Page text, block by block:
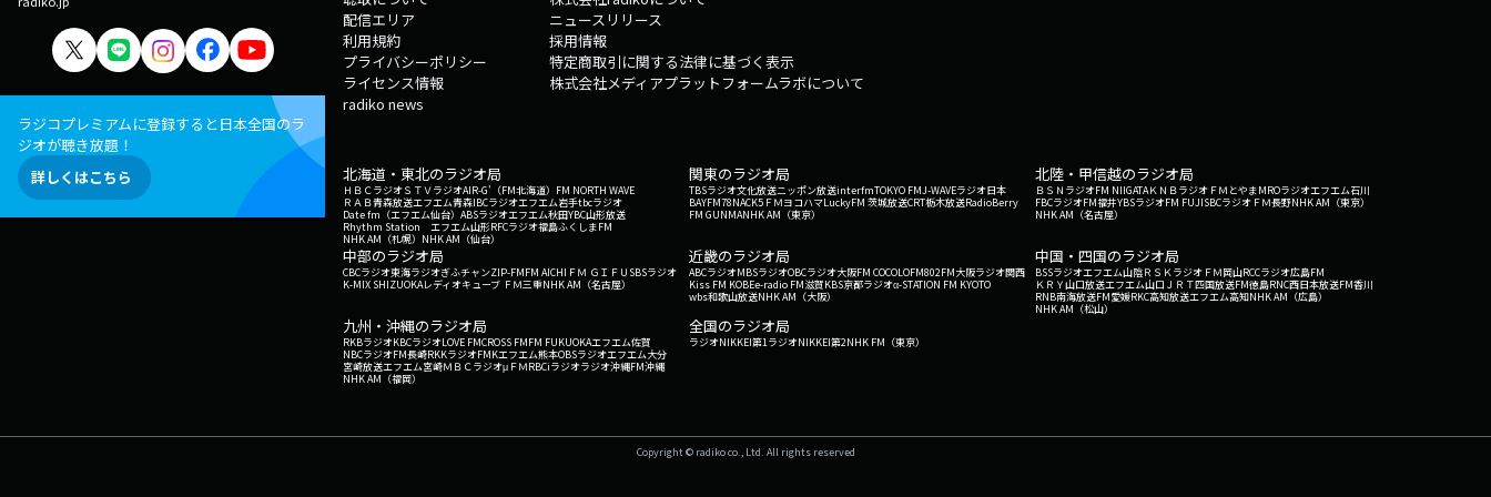
ラジコプレミアムに登録すると日本全国のラ
ジオが聴き放題！
詳しくはこちら
配信エリア
利用規約
プライバシーポリシー
ライセンス情報
radiko news
ニュースリリース
採用情報
特定商取引に関する法律に基づく表示
株式会社メディアプラットフォームラボについて
北海道・東北のラジオ局
ＨＢＣラジオＳＴＶラジオAIR-G'（FM北海道） FM NORTH WAVE
ＲＡＢ青森放送エフエム青森IBCラジオエフエム岩手tbcラジオ
Date fm（エフエム仙台） ABSラジオエフエム秋田YBC山形放送
Rhythm Station エフエム山形RFCラジオ福島ふくしまFM
NHK AM（札幌） NHK AM（仙台）
関東のラジオ局
TBSラジオ文化放送ニッポン放送interfmTOKYO FMJ-WAVEラジオ日本
BAYFM78NACK5 ＦＭヨコハマLuckyFM 茨城放送CRT栃木放送RadioBerry
FM GUNMANHK AM（東京）
北陸・甲信越のラジオ局
ＢＳＮラジオFM NIIGATAＫＮＢラジオ ＦＭとやまMROラジオエフエム石川
FBCラジオFM福井YBSラジオFM FUJISBCラジオ ＦＭ長野NHK AM（東京）
NHK AM（名古屋）
中部のラジオ局
CBCラジオ東海ラジオぎふチャンZIP-FMFM AICHI ＦＭ ＧＩＦＵ SBSラジオ
K-MIX SHIZUOKAレディオキューブ ＦＭ三重NHK AM（名古屋）
近畿のラジオ局
ABCラジオMBSラジオOBCラジオ大阪FM COCOLOFM802FM大阪ラジオ関西
Kiss FM KOBEe-radio FM滋賀KBS京都ラジオα-STATION FM KYOTO
wbs和歌山放送NHK AM（大阪）
中国・四国のラジオ局
BSSラジオエフエム山陰ＲＳＫラジオ ＦＭ岡山RCCラジオ広島FM
ＫＲＹ山口放送エフエム山口 ＪＲＴ四国放送FM徳島RNC西日本放送FM香川
RNB南海放送FM愛媛RKC高知放送エフエム高知NHK AM（広島）
NHK AM（松山）
九州・沖縄のラジオ局
RKBラジオKBCラジオLOVE FMCROSS FMFM FUKUOKAエフエム佐賀
NBCラジオFM長崎RKKラジオFMKエフエム熊本OBSラジオエフエム大分
宮崎放送エフエム宮崎ＭＢＣラジオμＦＭRBCiラジオラジオ沖縄FM沖縄
NHK AM（福岡）
全国のラジオ局
ラジオNIKKEI第1ラジオNIKKEI第2NHK FM（東京）
Copyright © radiko co., Ltd. All rights reserved